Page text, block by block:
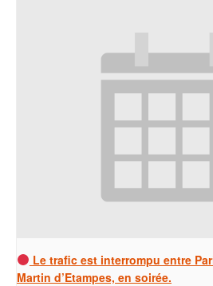
Le trafic est interrompu entre
Martin d’Etampes, en soirée.